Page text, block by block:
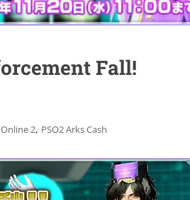
Fall!
2, PSO2 Arks Cash